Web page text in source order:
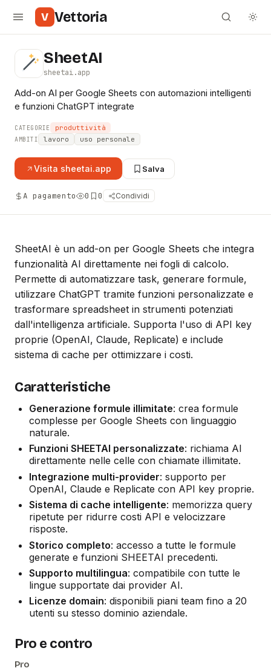
V Vettoria
SheetAI
sheetai.app
Add-on AI per Google Sheets con automazioni intelligenti
e funzioni ChatGPT integrate
CATEGORIE produttività
AMBITI lavoro uso personale
Visita sheetai.app Salva
A pagamento 0 0 Condividi
SheetAI è un add-on per Google Sheets che integra
funzionalità AI direttamente nei fogli di calcolo.
Permette di automatizzare task, generare formule,
utilizzare ChatGPT tramite funzioni personalizzate e
trasformare spreadsheet in strumenti potenziati
dall'intelligenza artificiale. Supporta l'uso di API key
proprie (OpenAI, Claude, Replicate) e include
sistema di cache per ottimizzare i costi.
Caratteristiche
Generazione formule illimitate: crea formule
complesse per Google Sheets con linguaggio
naturale.
Funzioni SHEETAI personalizzate: richiama AI
direttamente nelle celle con chiamate illimitate.
Integrazione multi-provider: supporto per
OpenAI, Claude e Replicate con API key proprie.
Sistema di cache intelligente: memorizza query
ripetute per ridurre costi API e velocizzare
risposte.
Storico completo: accesso a tutte le formule
generate e funzioni SHEETAI precedenti.
Supporto multilingua: compatibile con tutte le
lingue supportate dai provider AI.
Licenze domain: disponibili piani team fino a 20
utenti su stesso dominio aziendale.
Pro e contro
Pro